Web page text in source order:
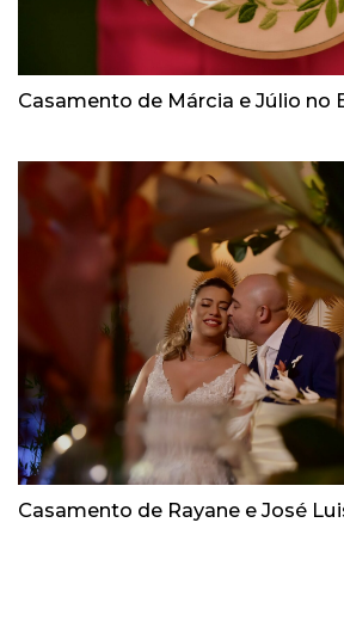
Casamento de Márcia e Júlio no
Casamento de Rayane e José